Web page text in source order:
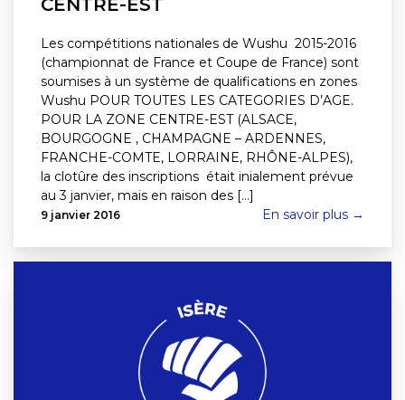
CENTRE-EST
Les compétitions nationales de Wushu 2015-2016
(championnat de France et Coupe de France) sont
soumises à un système de qualifications en zones
Wushu POUR TOUTES LES CATEGORIES D’AGE.
POUR LA ZONE CENTRE-EST (ALSACE,
BOURGOGNE , CHAMPAGNE – ARDENNES,
FRANCHE-COMTE, LORRAINE, RHÔNE-ALPES),
la clotûre des inscriptions était inialement prévue
au 3 janvier, mais en raison des [...]
9 janvier 2016 En savoir plus →